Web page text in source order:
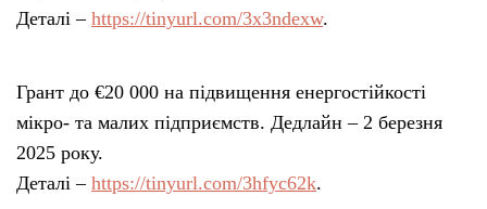
Деталі – https://tinyurl.com/3x3ndexw.
Грант до €20 000 на підвищення енергостійкості
мікро- та малих підприємств. Дедлайн – 2 березня
2025 року.
Деталі – https://tinyurl.com/3hfyc62k.